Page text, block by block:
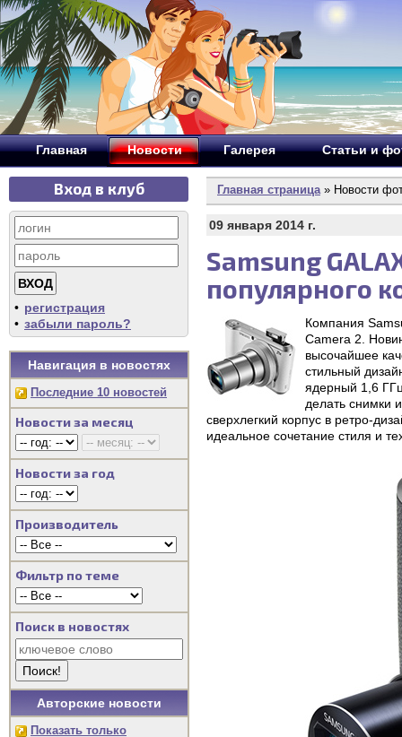
Главная Новости Галерея Статьи и
Вход в клуб
• регистрация
• забыли пароль?
Навигация в новостях
Последние 10 новостей
Новости за месяц
Новости за год
Производитель
Фильтр по теме
Поиск в новостях
Авторские новости
Показать только
Главная страница» Новости
09 января 2014 г.
Samsung
популярного
Компания
Camera 2.
высочайшее
стильный
ядерный 1,6
делать снимки
сверхлегкий корпус в ретро-
идеальное сочетание стиля и